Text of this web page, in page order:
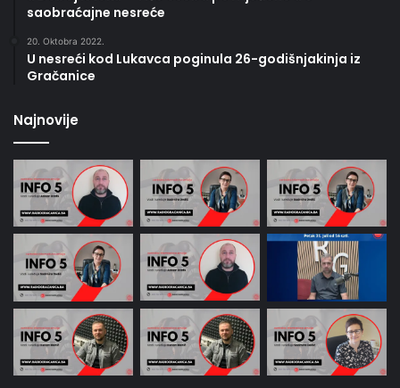
saobraćajne nesreće
20. Oktobra 2022.
U nesreći kod Lukavca poginula 26-godišnjakinja iz
Gračanice
Najnovije